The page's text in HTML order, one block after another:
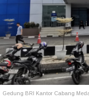
Gedung BRI Kantor Cabang